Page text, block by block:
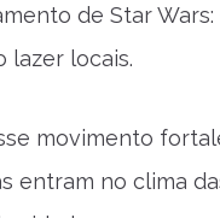
de Star
lazer locais.
movimento
entram no clima